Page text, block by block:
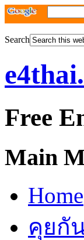
Search
Free
Main
Home
คุยกั